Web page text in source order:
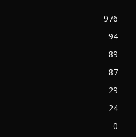
976
94
89
87
29
24
0